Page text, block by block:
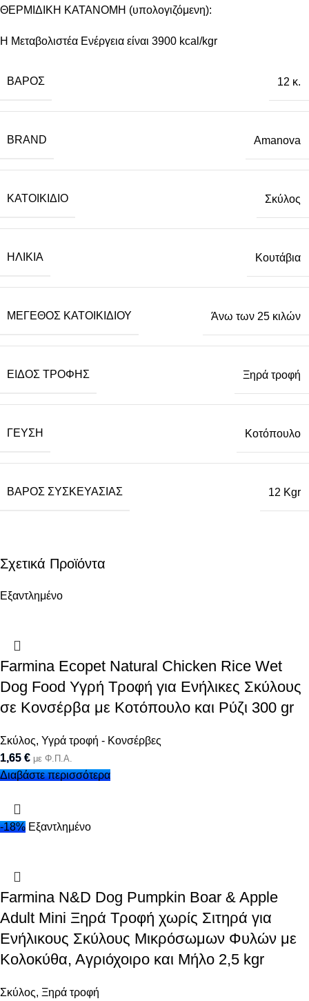
ΘΕΡΜΙΔΙΚΗ ΚΑΤΑΝΟΜΗ (υπολογιζόμενη):
Η Μεταβολιστέα Ενέργεια είναι 3900 kcal/kgr
ΒΆΡΟΣ 12 κ.
BRAND Amanova
ΚΑΤΟΙΚΊΔΙΟ Σκύλος
ΗΛΙΚΊΑ Κουτάβια
ΜΈΓΕΘΟΣ ΚΑΤΟΙΚΙΔΊΟΥ Άνω των 25 κιλών
ΕΊΔΟΣ ΤΡΟΦΉΣ Ξηρά τροφή
ΓΕΎΣΗ Κοτόπουλο
ΒΆΡΟΣ ΣΥΣΚΕΥΑΣΊΑΣ 12 Kgr
Σχετικά Προϊόντα
Εξαντλημένο
Farmina Ecopet Natural Chicken Rice Wet
Dog Food Υγρή Τροφή για Ενήλικες Σκύλους
σε Κονσέρβα με Κοτόπουλο και Ρύζι 300 gr
Σκύλος, Υγρά τροφή - Κονσέρβες
1,65 € με Φ.Π.Α.
Διαβάστε περισσότερα
-18% Εξαντλημένο
Farmina N&D Dog Pumpkin Boar & Apple
Adult Mini Ξηρά Τροφή χωρίς Σιτηρά για
Ενήλικους Σκύλους Μικρόσωμων Φυλών με
Κολοκύθα, Αγριόχοιρο και Μήλο 2,5 kgr
Σκύλος, Ξηρά τροφή